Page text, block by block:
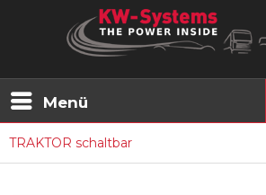
Menü
TRAKTOR schaltbar